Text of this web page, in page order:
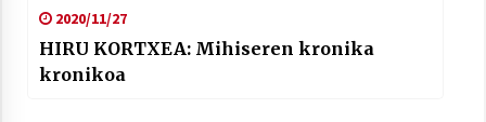
2020/11/27
HIRU KORTXEA: Mihiseren kronika
kronikoa